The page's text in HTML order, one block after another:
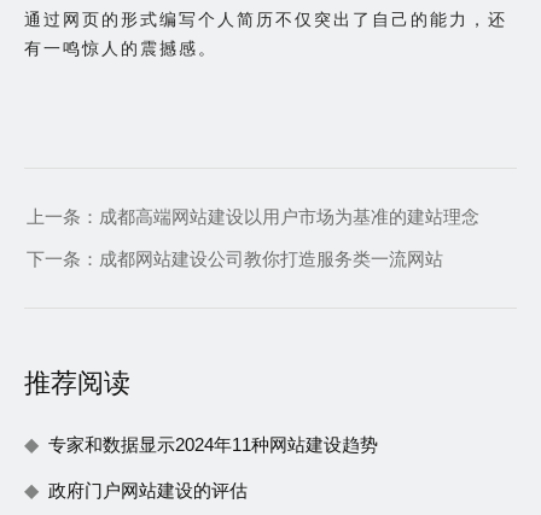
通过网页的形式编写个人简历不仅突出了自己的能力，还
有一鸣惊人的震撼感。
上一条： 成都高端网站建设以用户市场为基准的建站理念
下一条： 成都网站建设公司教你打造服务类一流网站
推荐阅读
专家和数据显示2024年11种网站建设趋势
政府门户网站建设的评估